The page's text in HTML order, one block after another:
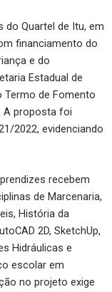
do Quartel de Itu, em
financiamento do
e do
Estadual de
Termo de Fomento
A proposta foi
2022, evidenciando
recebem
de Marcenaria,
História da
2D, SketchUp,
Hidráulicas e
escolar em
no projeto exige